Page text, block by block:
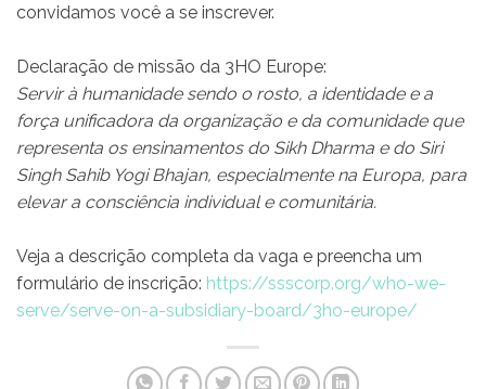
convidamos você a se inscrever.
Declaração de missão da 3HO Europe:
Servir à humanidade sendo o rosto, a identidade e a
força unificadora da organização e da comunidade que
representa os ensinamentos do Sikh Dharma e do Siri
Singh Sahib Yogi Bhajan, especialmente na Europa, para
elevar a consciência individual e comunitária.
Veja a descrição completa da vaga e preencha um
formulário de inscrição: https://ssscorp.org/who-we-
serve/serve-on-a-subsidiary-board/3ho-europe/